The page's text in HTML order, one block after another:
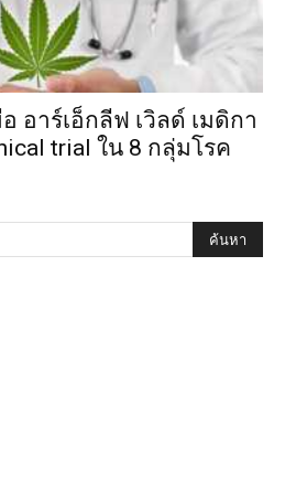
อาร์เอ็กลีฟ เวิลด์ เมดิกา
trial ใน 8 กลุ่มโรค